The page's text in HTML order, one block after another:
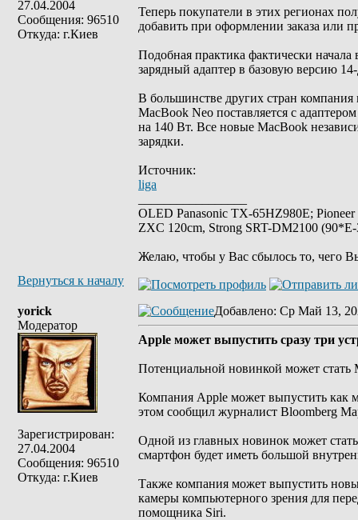
27.04.2004
Сообщения: 96510
Откуда: г.Киев
Теперь покупатели в этих регионах
добавить при оформлении заказа или
Подобная практика фактически
зарядный адаптер в базовую версию
В большинстве других стран
MacBook Neo поставляется с
на 140 Вт. Все новые MacBook
зарядки.
Источник:
liga
OLED Panasonic TX-65HZ980E;
ZXC 120cm, Strong SRT-DM2100
Желаю, чтобы у Вас сбылось то, чего
Вернуться к началу
yorick
Модератор
Зарегистрирован:
27.04.2004
Сообщения: 96510
Откуда: г.Киев
Добавлено: Ср Май 13,
Apple может выпустить сразу три
Потенциальной новинкой может
Компания Apple может выпустить как
этом сообщил журналист Bloomberg
Одной из главных новинок может
смартфон будет иметь большой
Также компания может выпустить
камеры компьютерного зрения для
помощника Siri.